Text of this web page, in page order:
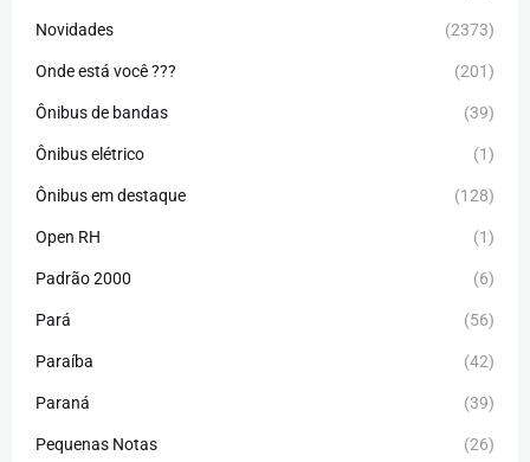
Novidades (2373)
Onde está você ??? (201)
Ônibus de bandas (39)
Ônibus elétrico (1)
Ônibus em destaque (128)
Open RH (1)
Padrão 2000 (6)
Pará (56)
Paraíba (42)
Paraná (39)
Pequenas Notas (26)